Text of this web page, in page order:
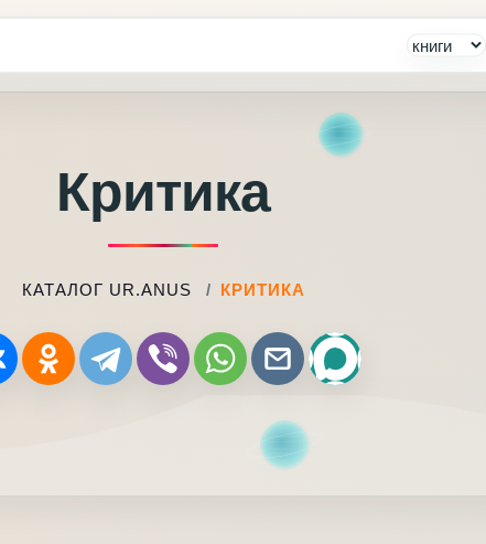
Критика
КАТАЛОГ UR.ANUS КРИТИКА